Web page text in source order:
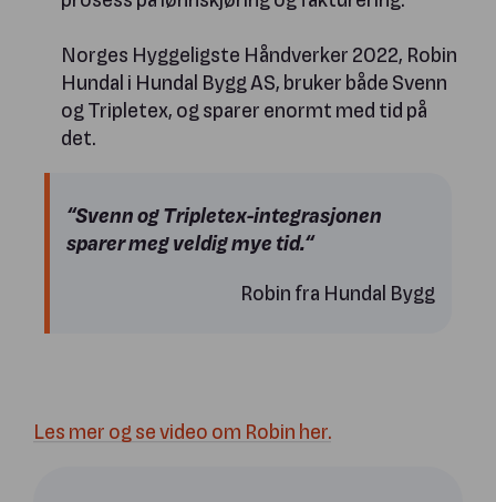
Norges Hyggeligste Håndverker 2022, Robin
Hundal i Hundal Bygg AS, bruker både Svenn
og Tripletex, og sparer enormt med tid på
det.
“Svenn og Tripletex-integrasjonen
sparer meg veldig mye tid.“
Robin fra Hundal Bygg
Les mer og se video om Robin her.